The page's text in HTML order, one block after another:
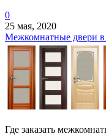
0
25 мая, 2020
Межкомнатные двери
Где заказать